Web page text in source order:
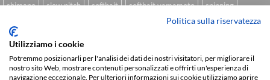
shimano
slow pitch softbait softbait yamamoto
spinning
spinning inshore
trecciato trolling tubertini
Sviluppato daWe Blink Design
Politica sulla riservatezza
Utilizziamo i cookie
Potremmo posizionarli per l'analisi dei dati dei nostri visitatori, per migliorare il
nostro sito Web, mostrare contenuti personalizzati e offrirti un'esperienza di
navigazione eccezionale. Per ulteriori informazioni sui cookie utilizziamo aprire